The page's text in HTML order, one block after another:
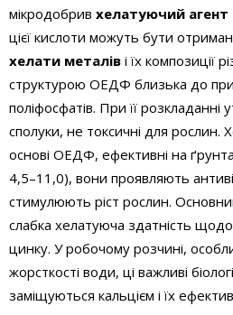
мікродобрив хелатуючий агент
цієї кислоти можуть бути отримані
хелати металів і їх композиції
структурою ОЕДФ близька до
поліфосфатів. При її розкладанні
сполуки, не токсичні для рослин.
основі ОЕДФ, ефективні на
4,5–11,0), вони проявляють
стимулюють ріст рослин.
слабка хелатуюча здатність щодо
цинку. У робочому розчині,
жорсткості води, ці важливі
заміщуються кальцієм і їх